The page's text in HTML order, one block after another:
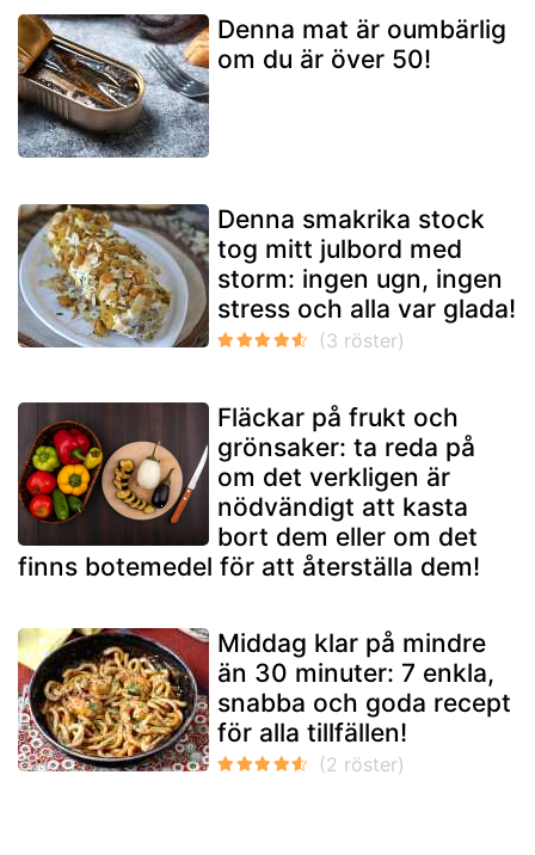
Denna mat är oumbärlig
om du är över 50!
Denna smakrika stock
tog mitt julbord med
storm: ingen ugn, ingen
stress och alla var glada!
Fläckar på frukt och
grönsaker: ta reda på
om det verkligen är
nödvändigt att kasta
bort dem eller om det
finns botemedel för att återställa dem!
Middag klar på mindre
än 30 minuter: 7 enkla,
snabba och goda recept
för alla tillfällen!